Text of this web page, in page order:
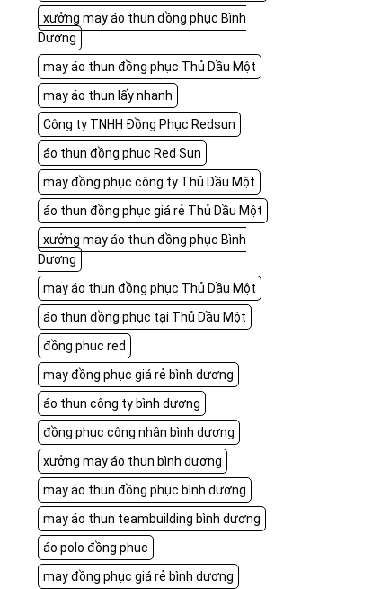
xưởng may áo thun đồng phục Bình
Dương
may áo thun đồng phục Thủ Dầu Một
may áo thun lấy nhanh
Công ty TNHH Đồng Phục Redsun
áo thun đồng phục Red Sun
may đồng phục công ty Thủ Dầu Một
áo thun đồng phục giá rẻ Thủ Dầu Một
xưởng may áo thun đồng phục Bình
Dương
may áo thun đồng phục Thủ Dầu Một
áo thun đồng phục tại Thủ Dầu Một
đồng phục red
may đồng phục giá rẻ bình dương
áo thun công ty bình dương
đồng phục công nhân bình dương
xưởng may áo thun bình dương
may áo thun đồng phục bình dương
may áo thun teambuilding bình dương
áo polo đồng phục
may đồng phục giá rẻ bình dương